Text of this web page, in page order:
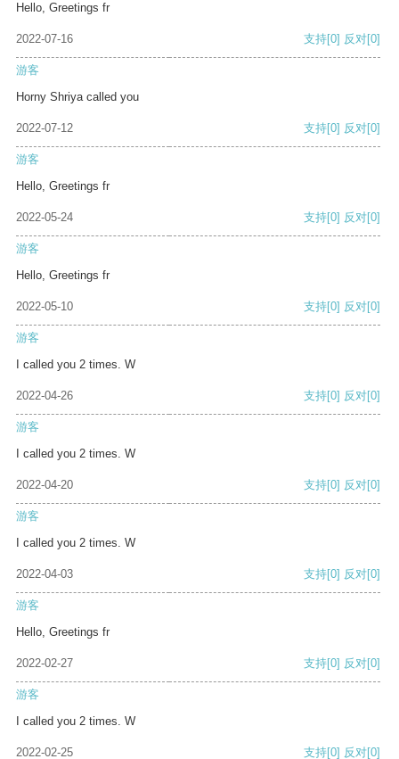
Hello, Greetings fr
2022-07-16 支持[0] 反对[0]
游客
Horny Shriya called you
2022-07-12 支持[0] 反对[0]
游客
Hello, Greetings fr
2022-05-24 支持[0] 反对[0]
游客
Hello, Greetings fr
2022-05-10 支持[0] 反对[0]
游客
I called you 2 times. W
2022-04-26 支持[0] 反对[0]
游客
I called you 2 times. W
2022-04-20 支持[0] 反对[0]
游客
I called you 2 times. W
2022-04-03 支持[0] 反对[0]
游客
Hello, Greetings fr
2022-02-27 支持[0] 反对[0]
游客
I called you 2 times. W
2022-02-25 支持[0] 反对[0]